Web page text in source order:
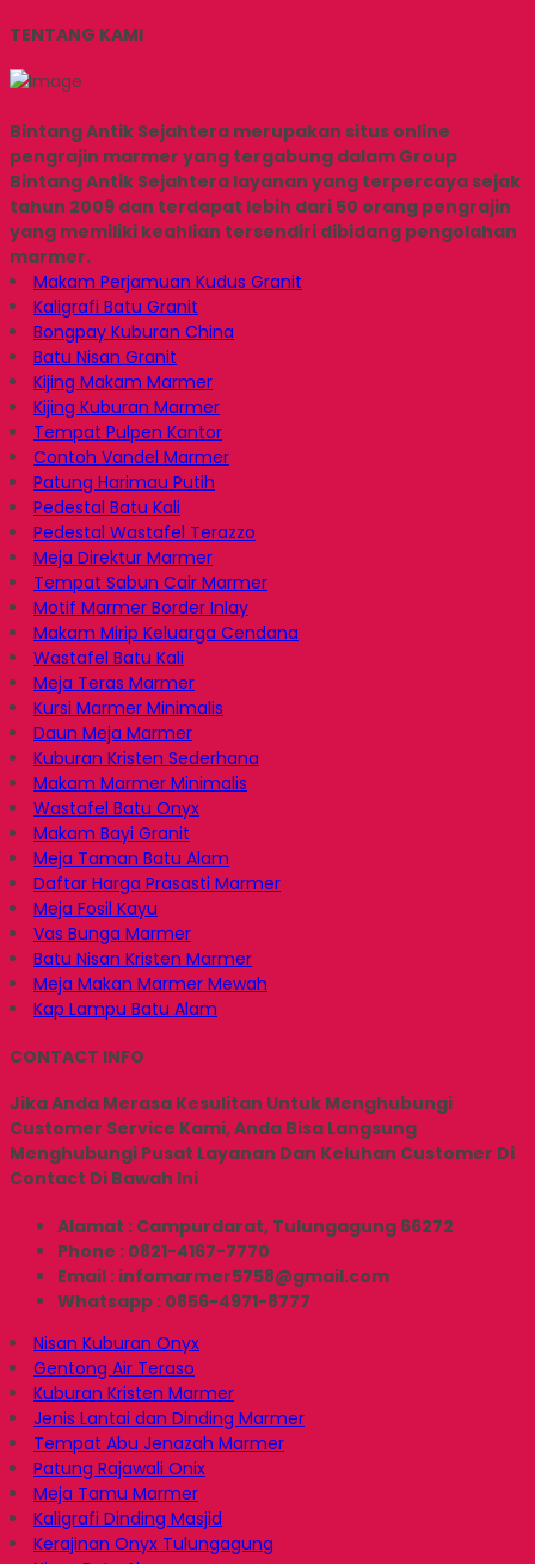
TENTANG KAMI
Bintang Antik Sejahtera merupakan situs online
pengrajin marmer yang tergabung dalam Group
Bintang Antik Sejahtera layanan yang terpercaya sejak
tahun 2009 dan terdapat lebih dari 50 orang pengrajin
yang memiliki keahlian tersendiri dibidang pengolahan
marmer.
Makam Perjamuan Kudus Granit
Kaligrafi Batu Granit
Bongpay Kuburan China
Batu Nisan Granit
Kijing Makam Marmer
Kijing Kuburan Marmer
Tempat Pulpen Kantor
Contoh Vandel Marmer
Patung Harimau Putih
Pedestal Batu Kali
Pedestal Wastafel Terazzo
Meja Direktur Marmer
Tempat Sabun Cair Marmer
Motif Marmer Border Inlay
Makam Mirip Keluarga Cendana
Wastafel Batu Kali
Meja Teras Marmer
Kursi Marmer Minimalis
Daun Meja Marmer
Kuburan Kristen Sederhana
Makam Marmer Minimalis
Wastafel Batu Onyx
Makam Bayi Granit
Meja Taman Batu Alam
Daftar Harga Prasasti Marmer
Meja Fosil Kayu
Vas Bunga Marmer
Batu Nisan Kristen Marmer
Meja Makan Marmer Mewah
Kap Lampu Batu Alam
CONTACT INFO
Jika Anda Merasa Kesulitan Untuk Menghubungi
Customer Service Kami, Anda Bisa Langsung
Menghubungi Pusat Layanan Dan Keluhan Customer Di
Contact Di Bawah Ini
Alamat : Campurdarat, Tulungagung 66272
Phone : 0821-4167-7770
Email : infomarmer5758@gmail.com
Whatsapp : 0856-4971-8777
Nisan Kuburan Onyx
Gentong Air Teraso
Kuburan Kristen Marmer
Jenis Lantai dan Dinding Marmer
Tempat Abu Jenazah Marmer
Patung Rajawali Onix
Meja Tamu Marmer
Kaligrafi Dinding Masjid
Kerajinan Onyx Tulungagung